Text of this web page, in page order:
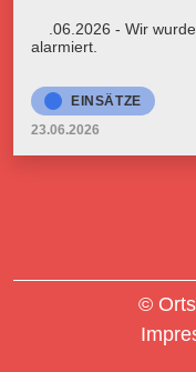
23.06.2026 - Wir
alarmiert.
EINSÄTZE
23.06.2026
©